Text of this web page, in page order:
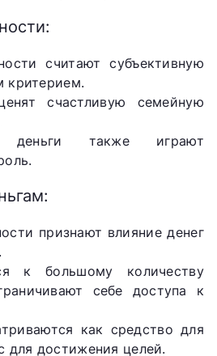
считают субъективную
критерием.
счастливую семейную
также играют
признают влияние денег
к большому количеству
себе доступа к
как средство для
для достижения целей.